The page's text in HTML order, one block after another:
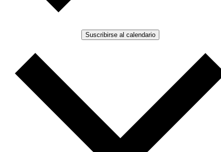
Suscribirse al calendario